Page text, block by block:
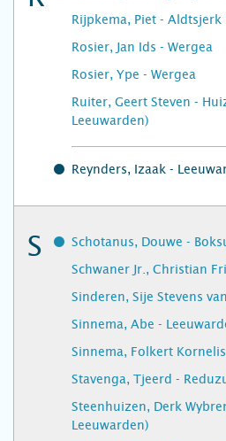
Rijpkema, Piet - Aldtsjerk
Rosier, Jan Ids - Wergea
Rosier, Ype - Wergea
Ruiter, Geert Steven -
Leeuwarden)
Reynders, Izaak -
S
Schotanus, Douwe -
Schwaner Jr., Christian
Sinderen, Sije Stevens
Sinnema, Abe -
Sinnema, Folkert
Stavenga, Tjeerd -
Steenhuizen, Derk
Leeuwarden)